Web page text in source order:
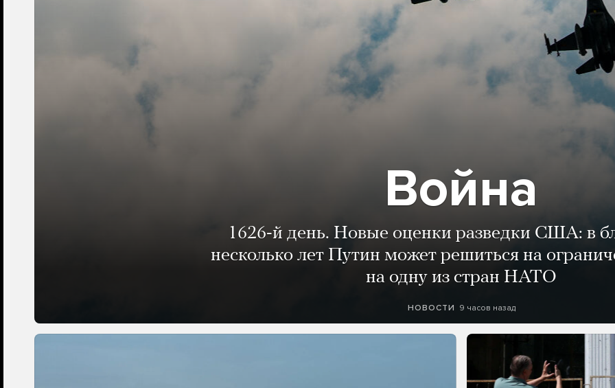
Война
1626-й день. Новые оценки разведки США: в
несколько лет Путин может решиться на
на одну из стран НАТО
НОВОСТИ 9 часов назад